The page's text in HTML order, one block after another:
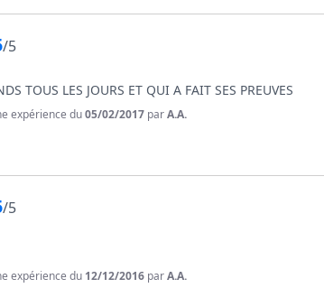
/5
TOUS LES JOURS ET QUI A FAIT SES PREUVES
expérience du05/02/2017 parA.A.
/5
expérience du 12/12/2016 parA.A.